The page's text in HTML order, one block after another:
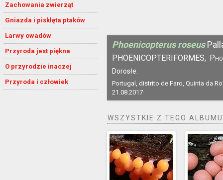
Zachowania zwierząt
Gniazda i pisklęta ptaków
Larwy owadów
Przyroda jest piękna
O przyrodzie inaczej
Przyroda i człowiek
Phoenicopterus roseus
PHOENICOPTERIFORMES,
Dorosłe.
Portugal, distrito de Faro, Quinta da
21.08.2017
WSZYSTKIE Z TEGO ALBUMU